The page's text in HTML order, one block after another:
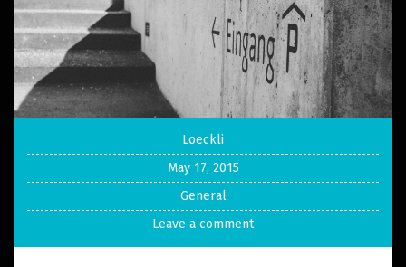
Loeckli
May 17, 2015
General
Leave a comment